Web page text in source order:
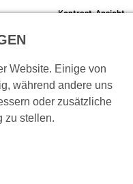
Kontrast-Ansicht
info@schlachthof-kassel.de
Website. Einige von
während andere uns
oder zusätzliche
zu stellen.